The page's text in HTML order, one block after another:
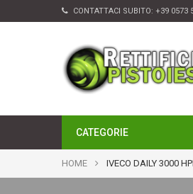
CONTATTACI SUBITO: +39 0573
CATEGORIE
HOME IVECO DAILY 3000